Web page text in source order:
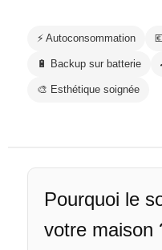
⚡ Autoconsommation
🔋 Backup sur batterie
🎨 Esthétique soignée
Pourquoi le
votre maison